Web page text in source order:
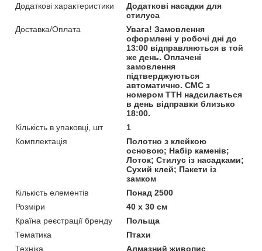
Додаткові характеристики
Додаткові насадки для
стилуса
Доставка/Оплата
Увага! Замовлення
оформлені у робочі дні до
13:00 відправляються в той
же день. Оплачені
замовлення
підтверджуються
автоматично. СМС з
номером ТТН надсилається
в день відправки близько
18:00.
Кількість в упаковці, шт
1
Комплектація
Полотно з клейкою
основою; Набір каменів;
Лоток; Стилус із насадками;
Сухий клей; Пакети із
замком
Кількість елементів
Понад 2500
Розміри
40 x 30 см
Країна реєстрації бренду
Польща
Тематика
Птахи
Техніка
Алмазний живопис